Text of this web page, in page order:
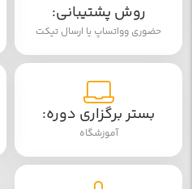
روش پشتیبانی:
حضوری وواتساپ یا ارسال تیکت
بستر برگزاری دوره:
آموزشگاه